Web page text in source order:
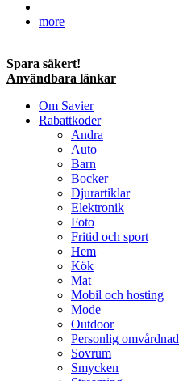
more
Spara säkert!
Användbara länkar
Om Savier
Rabattkoder
Andra
Auto
Barn
Bocker
Djurartiklar
Elektronik
Foto
Fritid och sport
Hem
Kök
Mat
Mobil och hosting
Mode
Outdoor
Personlig omvårdnad
Sovrum
Smycken